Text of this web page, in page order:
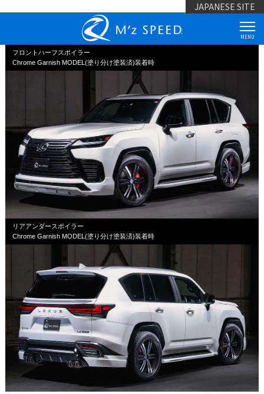
JAPANESE SITE
MENU
フロントハーフスポイラー
Chrome Garnish MODEL(塗り分け塗装済)装着時
リアアンダースポイラー
Chrome Garnish MODEL(塗り分け塗装済)装着時